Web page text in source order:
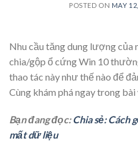
POSTED ON MAY
Nhu cầu tăng dung lượng của
chia/gộp ổ cứng Win 10
thao tác này như thế nào để
Cùng khám phá ngay trong
Bạn đang đọc:Chia sẻ: Cách
mất dữ liệu